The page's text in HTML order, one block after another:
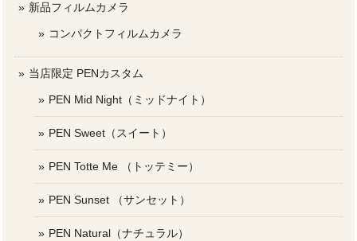
新品フィルムカメラ
コンパクトフィルムカメラ
当店限定 PENカスタム
PEN Mid Night（ミッドナイト）
PEN Sweet（スイート）
PEN Totte Me （トッテミー）
PEN Sunset （サンセット）
PEN Natural（ナチュラル）